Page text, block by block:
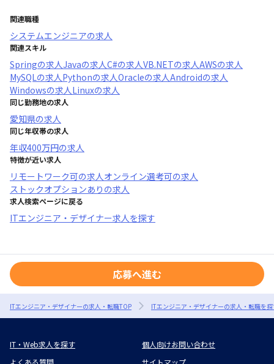
関連職種
システムエンジニアの求人
関連スキル
Springの求人Javaの求人C#の求人VB.NETの求人AWSの求人
MySQLの求人Pythonの求人Oracleの求人Androidの求人
Windowsの求人Linuxの求人
同じ勤務地の求人
愛知県の求人
同じ年収帯の求人
年収400万円の求人
特徴が近い求人
リモートワーク可の求人オンライン選考可の求人
ストックオプションあり の求人
求人検索ページに戻る
ITエンジニア・デザイナー求人を探す
応募へ進む
ITエンジニア・デザイナーの求人・転職TOP ITエンジニア・デザイナーの求人・転職を
IT・Web求人を探す
個人向けお問い合わせ
よくある質問
サイトマップ